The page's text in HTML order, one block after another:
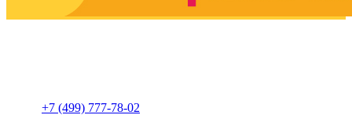
+7 (499) 777-78-02